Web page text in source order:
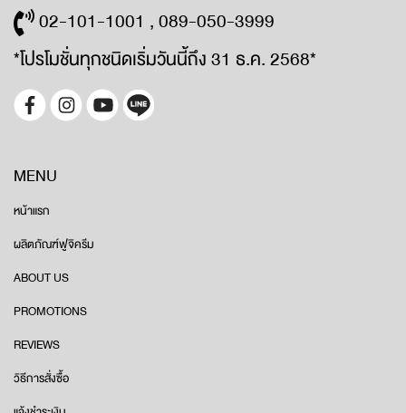
02-101-1001 , 089-050-3999
*โปรโมชั่นทุกชนิดเริ่มวันนี้ถึง 31 ธ.ค. 2568*
MENU
หน้าแรก
ผลิตภัณฑ์ฟูจิครีม
ABOUT US
PROMOTIONS
REVIEWS
วิธีการสั่งซื้อ